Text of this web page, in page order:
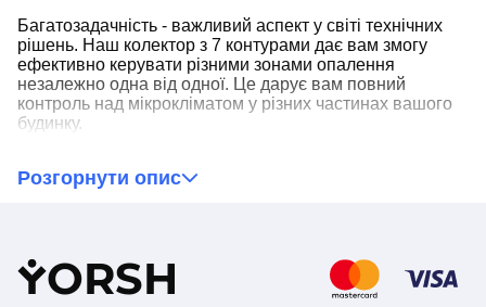
Багатозадачність - важливий аспект у світі технічних
рішень. Наш колектор з 7 контурами дає вам змогу
ефективно керувати різними зонами опалення
незалежно одна від одної. Це дарує вам повний
контроль над мікрокліматом у різних частинах вашого
будинку.
отримуєте не просто продукт, а технічний магніт для
Розгорнути опис
YORSH